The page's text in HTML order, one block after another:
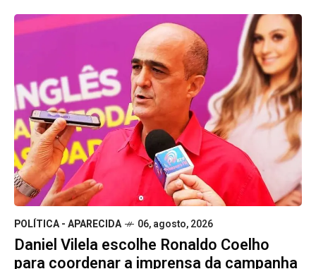
POLÍTICA - APARECIDA 06, agosto, 2026
Daniel Vilela escolhe Ronaldo Coelho
para coordenar a imprensa da campanha